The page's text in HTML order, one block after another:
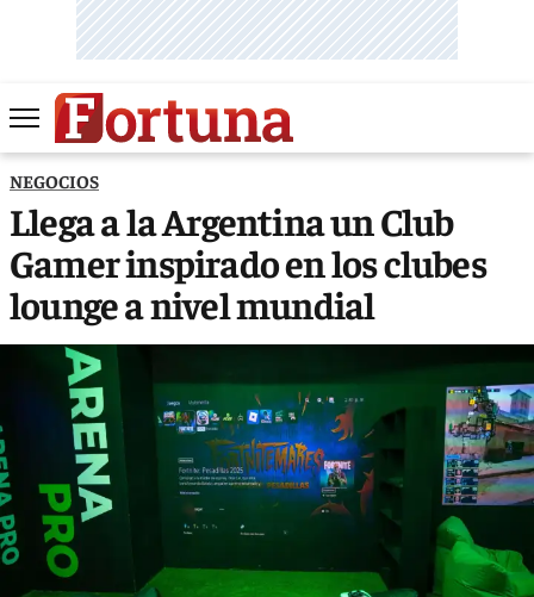
NEGOCIOS
Llega a la Argentina un Club
Gamer inspirado en los clubes
lounge a nivel mundial